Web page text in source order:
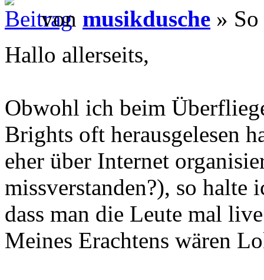
von musikdusche »
Hallo allerseits,
Obwohl ich beim
Brights oft herausgelesen
eher über Internet
missverstanden?), so halte
dass man die Leute mal
Meines Erachtens wären